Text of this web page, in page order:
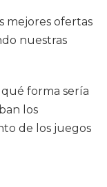
mejores ofertas
nuestras
forma sería
los
de los juegos